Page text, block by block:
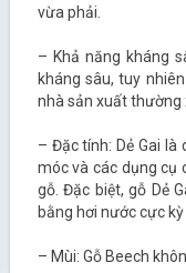
vừa phải.
– Khả năng kháng
kháng sâu, tuy
nhà sản xuất thường
– Đặc tính: Dẻ Gai là
móc và các dụng cụ
gỗ. Đặc biệt, gỗ Dẻ
bằng hơi nước cực kỳ
– Mùi: Gỗ Beech